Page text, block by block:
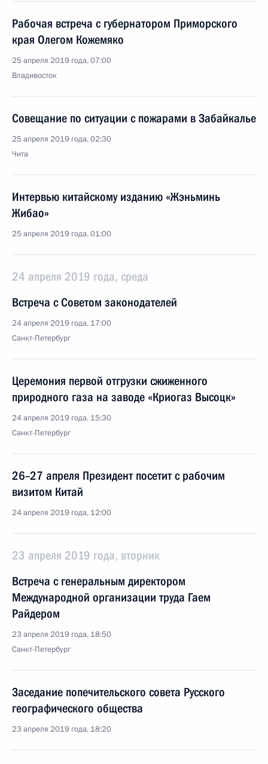
Рабочая встреча с губернатором Приморского
края Олегом Кожемяко
25 апреля 2019 года, 07:00
Владивосток
Совещание по ситуации с пожарами в Забайкалье
25 апреля 2019 года, 02:30
Чита
Интервью китайскому изданию «Жэньминь
Жибао»
25 апреля 2019 года, 01:00
24 апреля 2019 года, среда
Встреча с Советом законодателей
24 апреля 2019 года, 17:00
Санкт-Петербург
Церемония первой отгрузки сжиженного
природного газа на заводе «Криогаз Высоцк»
24 апреля 2019 года, 15:30
Санкт-Петербург
26–27 апреля Президент посетит с рабочим
визитом Китай
24 апреля 2019 года, 12:00
23 апреля 2019 года, вторник
Встреча с генеральным директором
Международной организации труда Гаем
Райдером
23 апреля 2019 года, 18:50
Санкт-Петербург
Заседание попечительского совета Русского
географического общества
23 апреля 2019 года, 18:20